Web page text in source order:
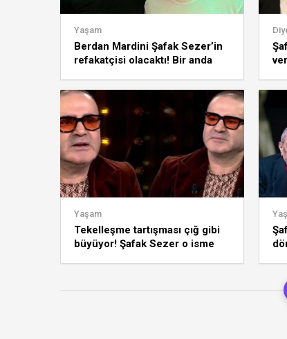
Yaşam
Berdan Mardini Şafak Sezer’in
refakatçisi olacaktı! Bir anda
Yaşam
Tekelleşme tartışması çığ gibi
büyüyor! Şafak Sezer o isme